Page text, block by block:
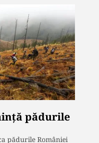
pădurile
pădurile României